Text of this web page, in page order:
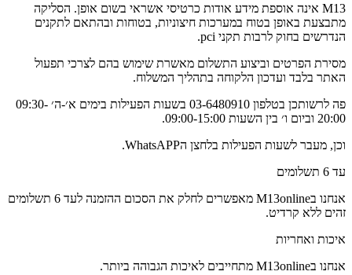
M13 אינה אוספת מידע אודות כרטיסי אשראי בשום אופן. הסליקה
מתבצעת באופן בטוח במערכות חיצוניות, בטוחות ובהתאם לתקנים
הנדרשים בחוק לרבות תקני pci.
מסירת הפרטים וביצוע התשלום מאשרת שימוש בהם לצרכי תפעול
האתר בלבד ועדכון הלקוחה בתהליך המשלוח.
פה לרשותכן בטלפון 03-6480910 בשעות הפעילות בימים א׳-ה׳ 09:30-
20:00 וביום ו׳ בין השעות 09:00-15:00.
וכן, מעבר לשעות הפעילות בלחצן הWhatsAPP.
עד 6 תשלומים
אנחנו בM13online מאפשרים לחלק את הסכום ההזמנה לעד 6 תשלומים
זהים ללא קרדיט.
איכות ואחריות
אנחנו בM13online מתחייבים לאיכות הגבוהה ביותר.